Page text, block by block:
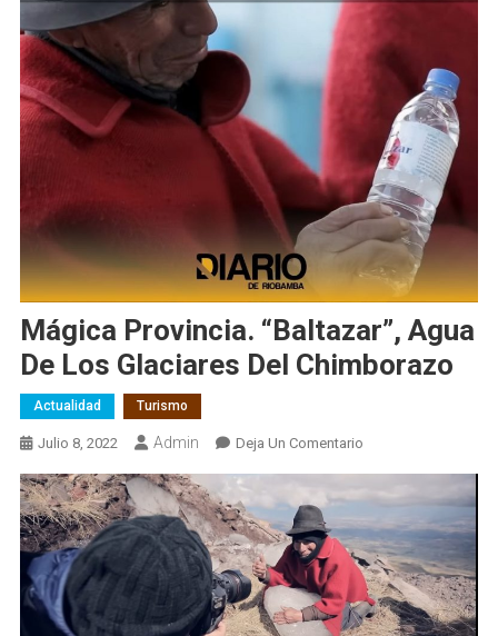
Mágica Provincia. “Baltazar”, Agua
De Los Glaciares Del Chimborazo
Actualidad Turismo
Julio 8, 2022 Admin Deja Un ComentarioEn
“Baltazar”,
Agua
De
Los
Glaciares